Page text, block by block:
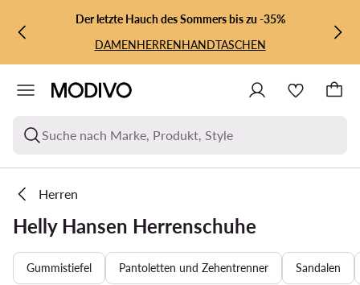
ZUM HAUPTINHALT SPRINGEN
ZUR SUCHEDer letzte Hauch des Sommers bis zu -35%
DAMENHERRENHANDTASCHEN
Suche nach Marke, Produkt, Style
Herren
Helly Hansen Herrenschuhe
Gummistiefel Pantoletten und Zehentrenner Sandalen